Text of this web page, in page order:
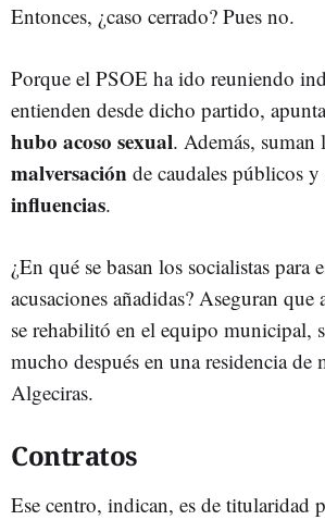
Entonces, ¿caso cerrado? Pues no.
Porque el PSOE ha ido reuniendo
entienden desde dicho partido,
hubo acoso sexual. Además, suman
malversación de caudales públicos y
influencias.
¿En qué se basan los socialistas para
acusaciones añadidas? Aseguran
se rehabilitó en el equipo municipal,
mucho después en una residencia de
Algeciras.
Contratos
Ese centro, indican, es de titularidad